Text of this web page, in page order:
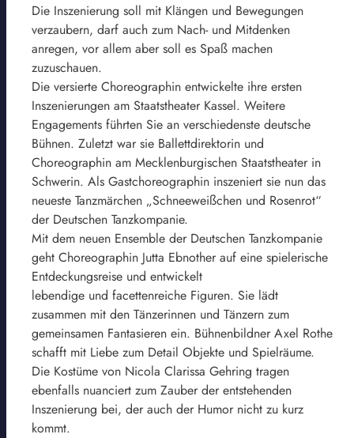
Die Inszenierung soll mit Klängen und Bewegungen
verzaubern, darf auch zum Nach- und Mitdenken
anregen, vor allem aber soll es Spaß machen
zuzuschauen.
Die versierte Choreographin entwickelte ihre ersten
Inszenierungen am Staatstheater Kassel. Weitere
Engagements führten Sie an verschiedenste deutsche
Bühnen. Zuletzt war sie Ballettdirektorin und
Choreographin am Mecklenburgischen Staatstheater in
Schwerin. Als Gastchoreographin inszeniert sie nun das
neueste Tanzmärchen „Schneeweißchen und Rosenrot“
der Deutschen Tanzkompanie.
Mit dem neuen Ensemble der Deutschen Tanzkompanie
geht Choreographin Jutta Ebnother auf eine spielerische
Entdeckungsreise und entwickelt
lebendige und facettenreiche Figuren. Sie lädt
zusammen mit den Tänzerinnen und Tänzern zum
gemeinsamen Fantasieren ein. Bühnenbildner Axel Rothe
schafft mit Liebe zum Detail Objekte und Spielräume.
Die Kostüme von Nicola Clarissa Gehring tragen
ebenfalls nuanciert zum Zauber der entstehenden
Inszenierung bei, der auch der Humor nicht zu kurz
kommt.